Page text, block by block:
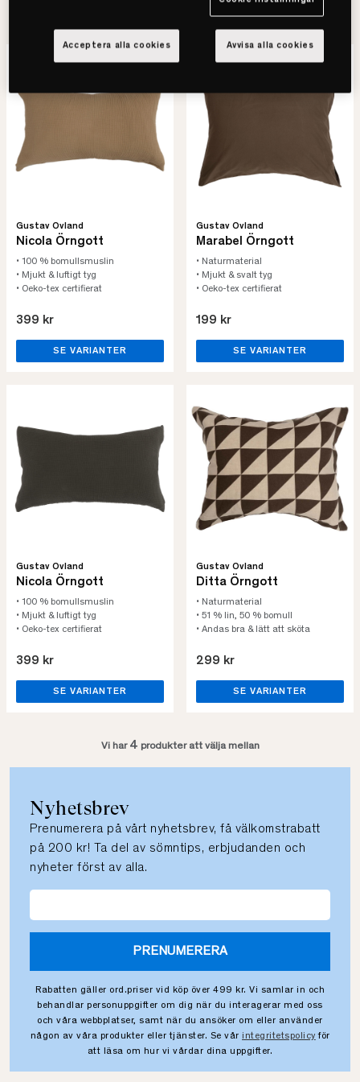
Gustav Ovland
Nicola Örngott
• 100 % bomullsmuslin
• Mjukt & luftigt tyg
• Oeko-tex certifierat
399 kr
SE VARIANTER
Gustav Ovland
Marabel Örngott
• Naturmaterial
• Mjukt & svalt tyg
• Oeko-tex certifierat
199 kr
SE VARIANTER
Gustav Ovland
Nicola Örngott
• 100 % bomullsmuslin
• Mjukt & luftigt tyg
• Oeko-tex certifierat
399 kr
SE VARIANTER
Gustav Ovland
Ditta Örngott
• Naturmaterial
• 51 % lin, 50 % bomull
• Andas bra & lätt att sköta
299 kr
SE VARIANTER
Vi har 4 produkter att välja mellan
Nyhetsbrev
Prenumerera på vårt nyhetsbrev, få välkomstrabatt
på 200 kr! Ta del av sömntips, erbjudanden och
nyheter först av alla.
PRENUMERERA
Rabatten gäller ord.priser vid köp över 499 kr. Vi samlar in och
behandlar personuppgifter om dig när du interagerar med oss
och våra webbplatser, samt när du ansöker om eller använder
någon av våra produkter eller tjänster. Se vår integritetspolicy för
att läsa om hur vi vårdar dina uppgifter.
Avvisa alla cookies
Acceptera alla cookies